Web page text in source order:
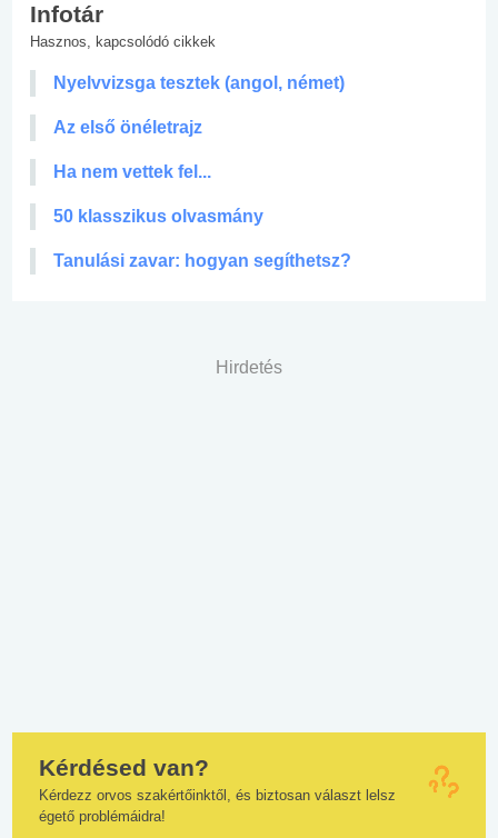
Infotár
Hasznos, kapcsolódó cikkek
Nyelvvizsga tesztek (angol, német)
Az első önéletrajz
Ha nem vettek fel...
50 klasszikus olvasmány
Tanulási zavar: hogyan segíthetsz?
Hirdetés
Kérdésed van?
Kérdezz orvos szakértőinktől, és biztosan választ lelsz
égető problémáidra!